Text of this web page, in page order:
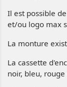
Il est possible
et/ou logo max
La monture
La cassette
noir, bleu,